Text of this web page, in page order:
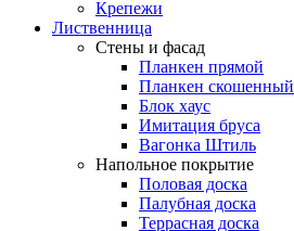
Крепежи
Лиственница
Стены и фасад
Планкен прямой
Планкен скошенный
Блок хаус
Имитация бруса
Вагонка Штиль
Напольное покрытие
Половая доска
Палубная доска
Террасная доска